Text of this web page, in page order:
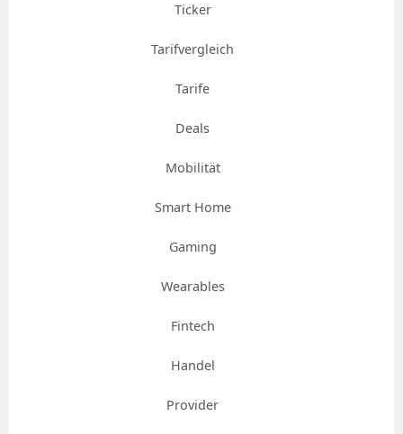
Ticker
Tarifvergleich
Tarife
Deals
Mobilität
Smart Home
Gaming
Wearables
Fintech
Handel
Provider